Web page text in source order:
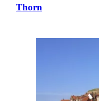
Thorn